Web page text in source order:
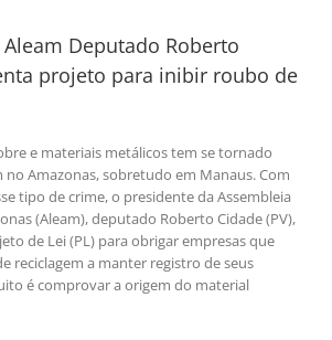
Deputado Roberto
projeto para inibir roubo de
e materiais metálicos tem se tornado
Amazonas, sobretudo em Manaus. Com
tipo de crime, o presidente da Assembleia
(Aleam), deputado Roberto Cidade (PV),
de Lei (PL) para obrigar empresas que
reciclagem a manter registro de seus
é comprovar a origem do material